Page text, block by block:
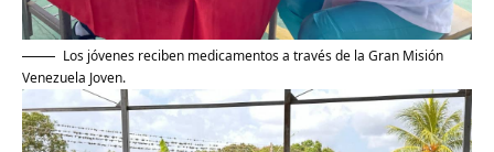
Los jóvenes reciben medicamentos a través de la Gran Misión
Venezuela Joven.